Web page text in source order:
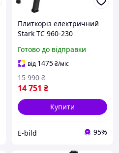
Плиткоріз електричний
Stark TC 960-230
Готово до відправки
від 1475₴/міс
14 751 ₴
15 990 ₴
Купити
E-bild 95%